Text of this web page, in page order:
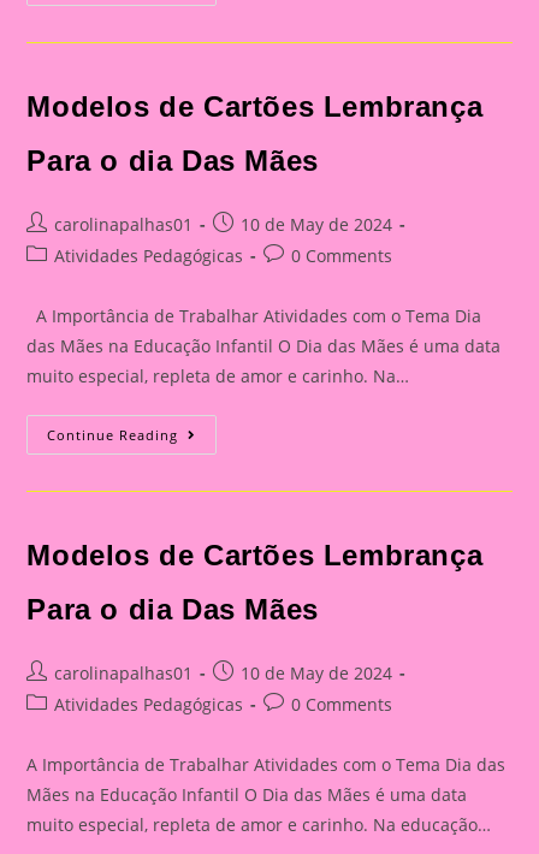
Modelos de Cartões Lembrança
Para o dia Das Mães
Post
author:
carolinapalhas01
Post
published:
10 de May de 2024
PostAtividades Pedagógicas
Post0 Comments
A Importância de Trabalhar Atividades com o Tema Dia
das Mães na Educação Infantil O Dia das Mães é uma data
muito especial, repleta de amor e carinho. Na…
Continue Reading Modelos
De
Das
Mães
Modelos de Cartões Lembrança
Para o dia Das Mães
Post
author:
carolinapalhas01
Post
published:
10 de May de 2024
PostAtividades Pedagógicas
Post0 Comments
A Importância de Trabalhar Atividades com o Tema Dia das
Mães na Educação Infantil O Dia das Mães é uma data
muito especial, repleta de amor e carinho. Na educação…